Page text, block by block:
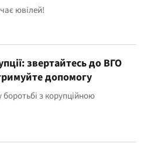
ювілей!
звертайтесь до ВГО
допомогу
з корупційною